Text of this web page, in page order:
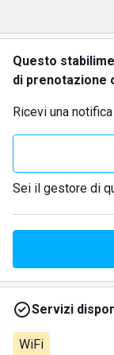
Questo
di prenotazione
Ricevi una
Sei il gestore di
Servizi
WiFi